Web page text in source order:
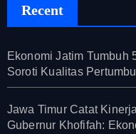
Recent
Ekonomi Jatim Tumbuh
Soroti Kualitas
Jawa Timur Catat
Gubernur Khofifah: